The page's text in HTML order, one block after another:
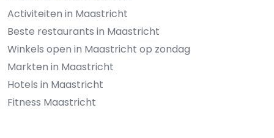
Activiteiten in Maastricht
Beste restaurants in Maastricht
Winkels open in Maastricht op zondag
Markten in Maastricht
Hotels in Maastricht
Fitness Maastricht